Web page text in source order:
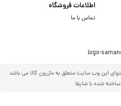
اطلاعات فروشگاه
تماس با ما
این وب سایت متعلق به مازرون کالا می باشد
شده با شاپفا